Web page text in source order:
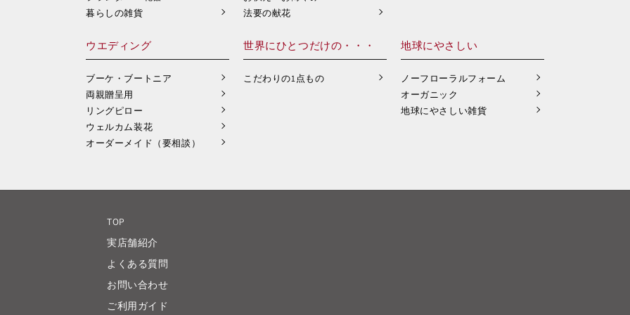
暮らしの雑貨
法要の献花
ウエディング
ブーケ・ブートニア
両親贈呈用
リングピロー
ウェルカム装花
オーダーメイド（要相談）
世界にひとつだけの・・・
こだわりの1点もの
地球にやさしい
ノーフローラルフォーム
オーガニック
地球にやさしい雑貨
TOP
実店舗紹介
よくある質問
お問い合わせ
ご利用ガイド